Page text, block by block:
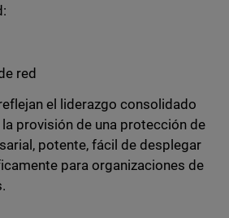
red
el liderazgo consolidado
provisión de una protección de
potente, fácil de desplegar
para organizaciones de